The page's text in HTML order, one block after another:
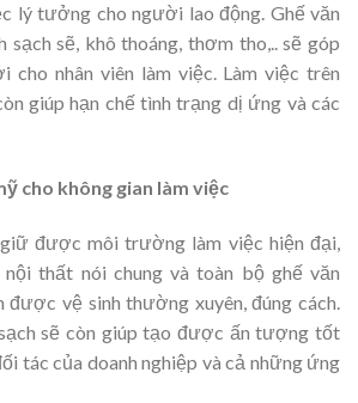
lý tưởng cho người lao động. Ghế văn
sạch sẽ, khô thoáng, thơm tho,.. sẽ góp
cho nhân viên làm việc. Làm việc trên
giúp hạn chế tình trạng dị ứng và các
cho không gian làm việc
được môi trường làm việc hiện đại,
thất nói chung và toàn bộ ghế văn
được vệ sinh thường xuyên, đúng cách.
sẽ còn giúp tạo được ấn tượng tốt
tác của doanh nghiệp và cả những ứng